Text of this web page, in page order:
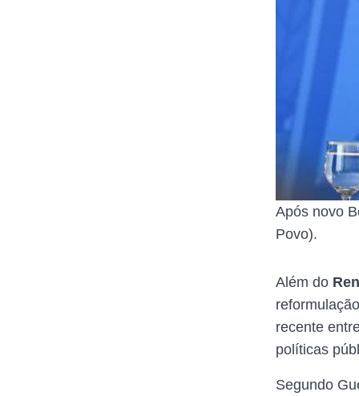
Após novo
Povo).
Além do
recente
políticas
Segundo